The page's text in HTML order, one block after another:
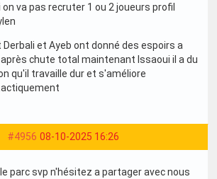
va pas recruter 1 ou 2 joueurs profil
et Ayeb ont donné des espoirs a
chute total maintenant Issaoui il a du
qu'il travaille dur et s'améliore
#4956 08-10-2025 16:26
parc svp n'hésitez a partager avec nous